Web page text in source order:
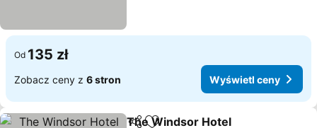
Od 135 zł
Zobacz ceny z 6 stron Wyświetl ceny
The Windsor Hotel